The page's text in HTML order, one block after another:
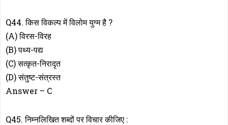
Q44. किस विकल्प में विलोम युग्म है ?
(A) विरस-विरह
(B) पथ्य-पद्य
(C) सत्कृत-निरादृत
(D) संतुष्ट-संत्रस्त
Answer – C
Q45. निम्नलिखित शब्दों पर विचार कीजिए :